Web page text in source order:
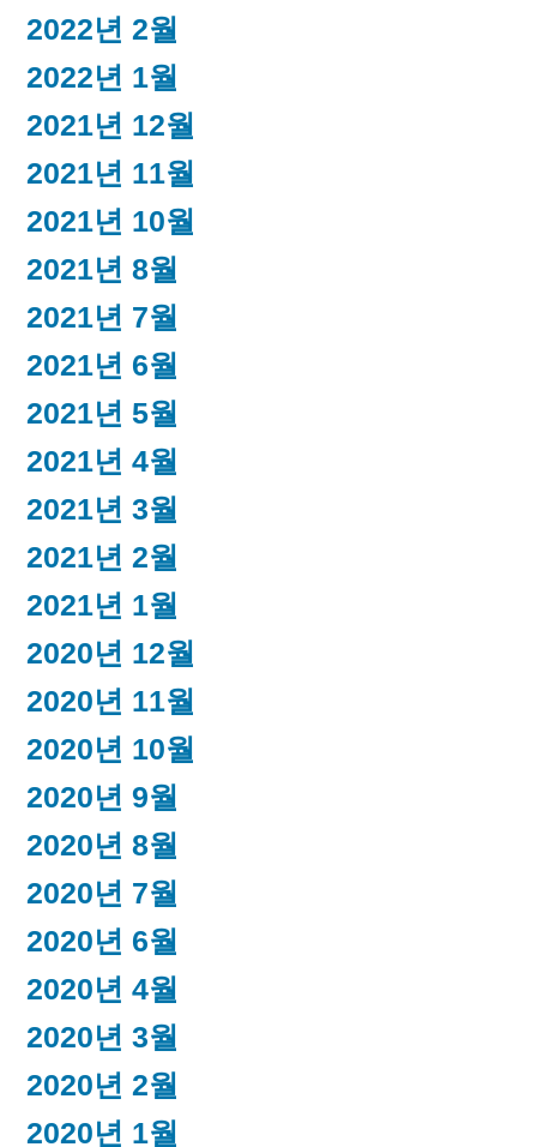
2022년 2월
2022년 1월
2021년 12월
2021년 11월
2021년 10월
2021년 8월
2021년 7월
2021년 6월
2021년 5월
2021년 4월
2021년 3월
2021년 2월
2021년 1월
2020년 12월
2020년 11월
2020년 10월
2020년 9월
2020년 8월
2020년 7월
2020년 6월
2020년 4월
2020년 3월
2020년 2월
2020년 1월